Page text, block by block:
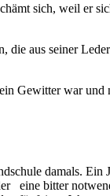
sich, weil er
aus seiner
Gewitter war
damals.
eine bitter